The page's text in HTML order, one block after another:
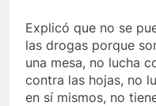
Explicó que no se
las drogas porque
una mesa, no lucha
contra las hojas, no
en sí mismos, no